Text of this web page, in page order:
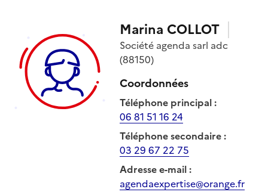
Marina COLLOT
Société agenda sarl adc
(88150)
Coordonnées
Téléphone principal:
06 81 51 16 24
Téléphone secondaire:
03 29 67 22 75
Adresse e-mail:
agendaexpertise@orange.fr